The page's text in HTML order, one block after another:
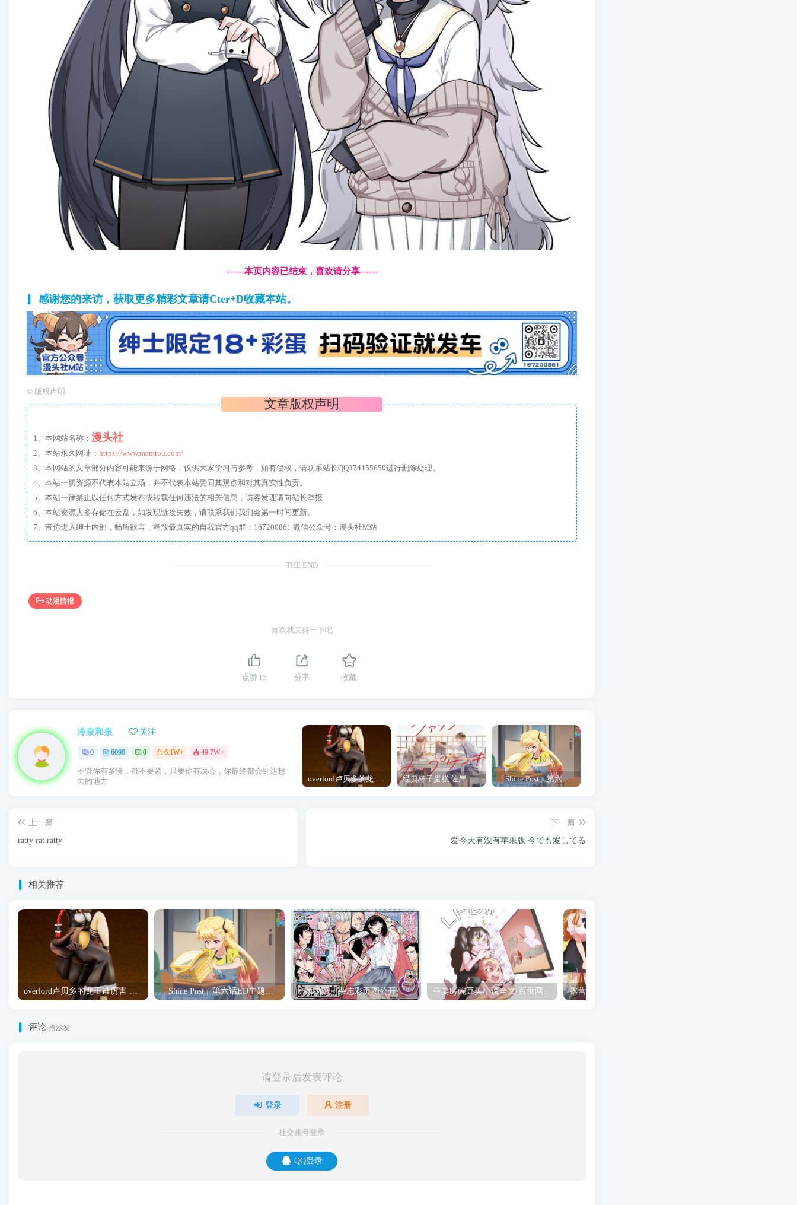
------本页内容已结束，喜欢请分享------
感谢您的来访，获取更多精彩文章请Cter+D收藏本站。
© 版权声明
文章版权声明
1、本网站名称： 漫头社
2、本站永久网址： https://www.mamtou.com/
3、本网站的文章部分内容可能来源于网络，仅供大家学习与参考，如有侵权，请联系站长QQ374155650进行删除处理。
4、本站一切资源不代表本站立场，并不代表本站赞同其观点和对其真实性负责。
5、本站一律禁止以任何方式发布或转载任何违法的相关信息，访客发现请向站长举报
6、本站资源大多存储在云盘，如发现链接失效，请联系我们我们会第一时间更新。
7、带你进入绅士内部，畅所欲言，释放最真实的自我官方qq群：167200861 微信公众号：漫头社M站
THE END
动漫情报
喜欢就支持一下吧
点赞 15 分享 收藏
冷泉和泉 关注
0 6098 0 6.1W+ 49.7W+
不管你有多慢，都不要紧，只要你有决心，你最终都会到达想
去的地方
overlord卢贝多的龙王谁厉害 「Overlord」露普斯蕾琪娜·贝塔手办开订 经典杯子蛋糕 佐岸 漫画「经典杯子蛋糕」宣布真人日剧化 「Shine Post」第六话ED主题曲「Yellow Rose」无字幕MV公开
上一篇
ratty rat ratty
下一篇
爱今天有没有苹果版 今でも愛してる
相关推荐
overlord卢贝多的龙王谁厉害 「Overlord」露普斯蕾琪娜·贝塔手办开订 「Shine Post」第六话ED主题曲「Yellow Rose」无字幕MV公开 「茜物语」杂志彩页图公开 夺妻by豌豆荚小说全文 百度网盘 Duo!
评论 抢沙发
请登录后发表评论
登录 注册
社交账号登录
QQ登录